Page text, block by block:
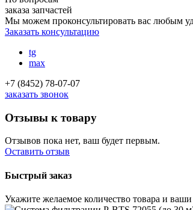
заказа запчастей
Мы можем проконсультировать вас любым
Заказать консультацию
tg
max
+7 (8452) 78-07-07
заказать звонок
Отзывы к товару
Отзывов пока нет, ваш будет первым.
Оставить отзыв
Быстрый заказ
Укажите желаемое количество товара и